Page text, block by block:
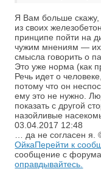
Я Вам больше скажу,
из своих
принципе пойти на
чужим мнениям — их
смысла говорить о
Это уже норма (как
Речь идет о
потому что он
ему это не нужно.
показать с другой
назойливые
03.04.2017 12:48
… да не согласен я.
ОйкаПерейти к
сообщение с
оправдывайтесь.